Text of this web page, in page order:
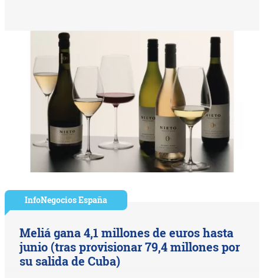
InfoNegocios España
Meliá gana 4,1 millones de euros hasta
junio (tras provisionar 79,4 millones por
su salida de Cuba)